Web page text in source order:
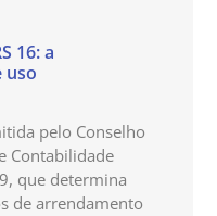
16: a
uso
pelo Conselho
Contabilidade
que determina
de arrendamento